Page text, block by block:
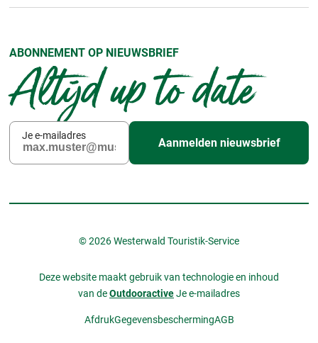
ABONNEMENT OP NIEUWSBRIEF
Altijd up to date
Je e-mailadres
Aanmelden nieuwsbrief
© 2026 Westerwald Touristik-Service
Deze website maakt gebruik van technologie en inhoud
van deOutdooractiveJe e-mailadres
AfdrukGegevensbeschermingAGB